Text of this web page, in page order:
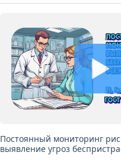
Постоянный мониторинг
выявление угроз